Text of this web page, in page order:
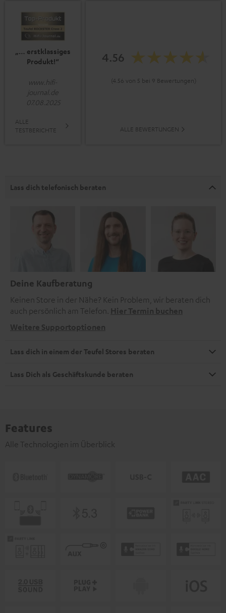
„… erstklassiges
Produkt!“
www.hifi-
journal.de
07.08.2025
ALLE
TESTBERICHTE
4.56
(4.56 von 5 bei 9 Bewertungen)
ALLE BEWERTUNGEN
Lass dich telefonisch beraten
Deine Kaufberatung
Keinen Store in der Nähe? Kein Problem, wir beraten dich
auch persönlich am Telefon. Hier Termin buchen
Weitere Supportoptionen
Lass dich in einem der Teufel Stores beraten
Lass Dich als Geschäftskunde beraten
Features
Alle Technologien im Überblick